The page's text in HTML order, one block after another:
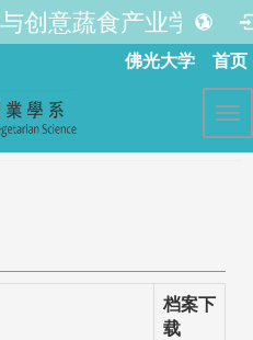
创意蔬食产业学系
佛光大学 首页
档案下
载